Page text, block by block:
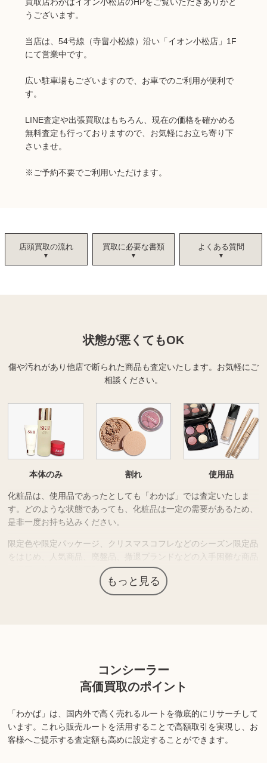
うございます。
当店は、54号線（寺畠小松線）沿い「イオン小松店」1F
にて営業中です。
広い駐車場もございますので、お車でのご利用が便利で
す。
LINE査定や出張買取はもちろん、現在の価格を確かめる
無料査定も行っておりますので、お気軽にお立ち寄り下
さいませ。
※ご予約不要でご利用いただけます。
店頭買取の流れ 買取に必要な書類 よくある質問
状態が悪くてもOK
傷や汚れがあり他店で断られた商品も査定いたします。 お気軽にご
相談ください。
本体のみ 割れ 使用品
化粧品は、使用品であったとしても「わかば」では査定いたしま
す。どのような状態であっても、化粧品は一定の需要があるため、
是非一度お持ち込みください。
限定色や限定パッケージ、クリスマスコフレなどのシーズン限定品
をはじめ、人気商品、廃盤品、撤退ブランドなどの入手困難な商品
は需要が高く、高価買取につながる場合があります。
「想像していた使用感ではなかった」「肌に合わなかった」などで
商品の状態や内容によっては、お買取できない場合がございま
す。詳しくは店舗までお問い合わせください。
もっと見る
コンシーラー
高価買取のポイント
「わかば」は、国内外で高く売れるルートを徹底的にリサーチして
います。 これら販売ルートを活用することで高額取引を実現し、お
客様へご提示する査定額も高めに設定することができます。